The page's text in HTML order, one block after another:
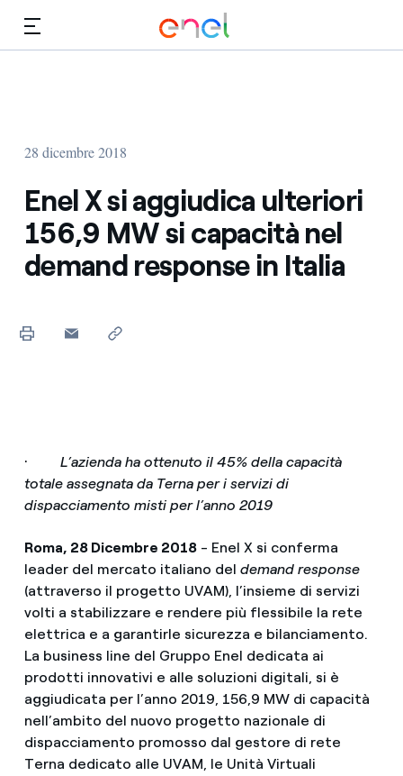
28 dicembre 2018
Enel X si aggiudica ulteriori
156,9 MW si capacità nel
demand response in Italia
· L’azienda ha ottenuto il 45% della capacità
totale assegnata da Terna per i servizi di
dispacciamento misti per l’anno 2019
Roma, 28 Dicembre 2018- Enel X si conferma
leader del mercato italiano del demand response
(attraverso il progetto UVAM), l’insieme di servizi
volti a stabilizzare e rendere più flessibile la rete
elettrica e a garantirle sicurezza e bilanciamento.
La business line del Gruppo Enel dedicata ai
prodotti innovativi e alle soluzioni digitali, si è
aggiudicata per l’anno 2019, 156,9 MW di capacità
nell’ambito del nuovo progetto nazionale di
dispacciamento promosso dal gestore di rete
Terna dedicato alle UVAM, le Unità Virtuali